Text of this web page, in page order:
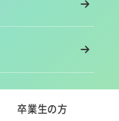
卒業生の方